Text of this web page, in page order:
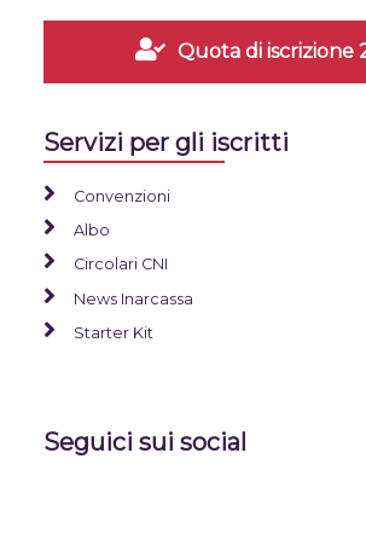
Quota di iscrizione
Servizi per gli iscritti
Convenzioni
Albo
Circolari CNI
News Inarcassa
Starter Kit
Seguici sui social